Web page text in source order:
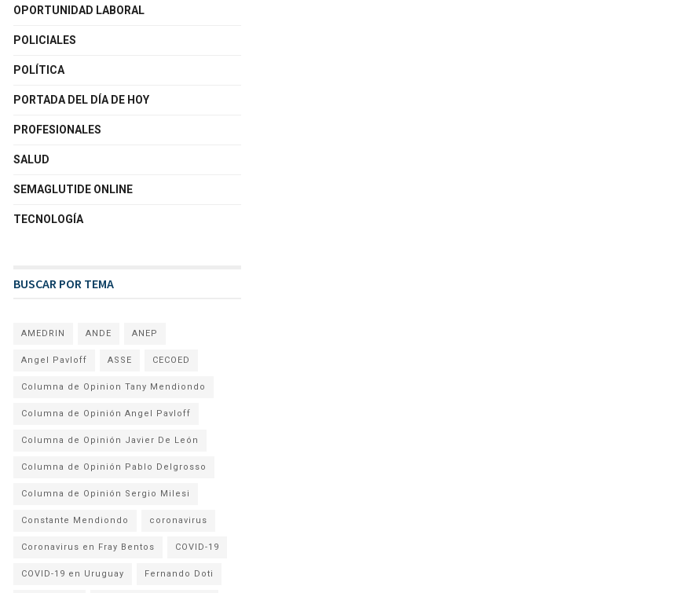
OPORTUNIDAD LABORAL
POLICIALES
POLÍTICA
PORTADA DEL DÍA DE HOY
PROFESIONALES
SALUD
SEMAGLUTIDE ONLINE
TECNOLOGÍA
BUSCAR POR TEMA
AMEDRIN ANDE ANEP
Angel Pavloff ASSE CECOED
Columna de Opinion Tany Mendiondo
Columna de Opinión Angel Pavloff
Columna de Opinión Javier De León
Columna de Opinión Pablo Delgrosso
Columna de Opinión Sergio Milesi
Constante Mendiondo coronavirus
Coronavirus en Fray Bentos COVID-19
COVID-19 en Uruguay Fernando Doti